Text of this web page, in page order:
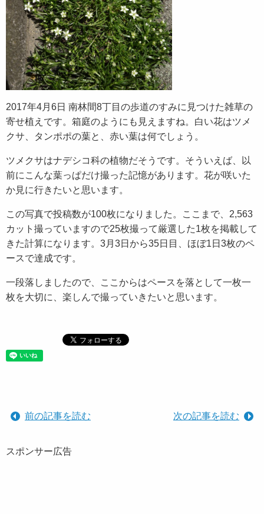
2017年4月6日 南林間8丁目の歩道のすみに見つけた雑草の
寄せ植えです。箱庭のようにも見えますね。白い花はツメ
クサ、タンポポの葉と、赤い葉は何でしょう。
ツメクサはナデシコ科の植物だそうです。そういえば、以
前にこんな葉っぱだけ撮った記憶があります。花が咲いた
か見に行きたいと思います。
この写真で投稿数が100枚になりました。ここまで、2,563
カット撮っていますので25枚撮って厳選した1枚を掲載して
きた計算になります。3月3日から35日目、ほぼ1日3枚のペ
ースで達成です。
一段落しましたので、ここからはペースを落として一枚一
枚を大切に、楽しんで撮っていきたいと思います。
前の記事を読む 次の記事を読む
スポンサー広告